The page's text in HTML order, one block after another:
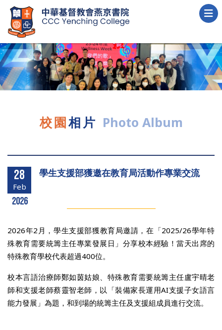
校園相片 Photo Album
28
Feb
2026
學生支援部獲邀在教育局活動作專業交流
2026年2月，學生支援部獲教育局邀請，在「2025/26學年特
殊教育需要統籌主任專業發展日」分享校本經驗！當天出席的
特殊教育學校代表超過400位。
校本言語治療師鄭如茵姑娘、特殊教育需要統籌主任盧宇晴老
師和支援老師蔡靈智老師，以「裝備家長運用AI支援子女語言
能力發展」為題，和到場的統籌主任及支援組成員進行交流。